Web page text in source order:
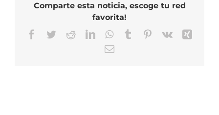
Comparte esta noticia, escoge tu red
favorita!
Facebook
TwitterRedditLinkedInWhatsApp
TumblrPinterest
Vk
Correo